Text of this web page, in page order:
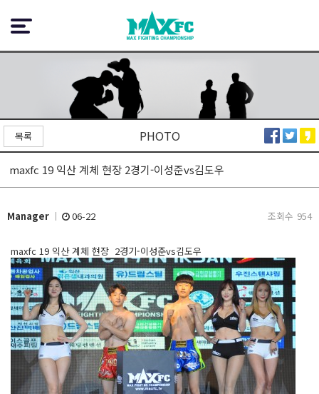
PHOTO
목록
maxfc 19 익산 계체 현장 2경기-이성준vs김도우
Manager 06-22 조회수 954
maxfc 19 익산 계체 현장 2경기-이성준vs김도우